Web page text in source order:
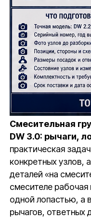
Смесительная
DW 3.0: рычаги,
практическая
конкретных узлов,
деталей «на
смесителе
одной лопастью, а
рычагов, ответных